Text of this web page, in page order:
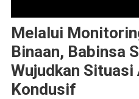
Melalui
Binaan, Babinsa
Wujudkan Situasi
Kondusif